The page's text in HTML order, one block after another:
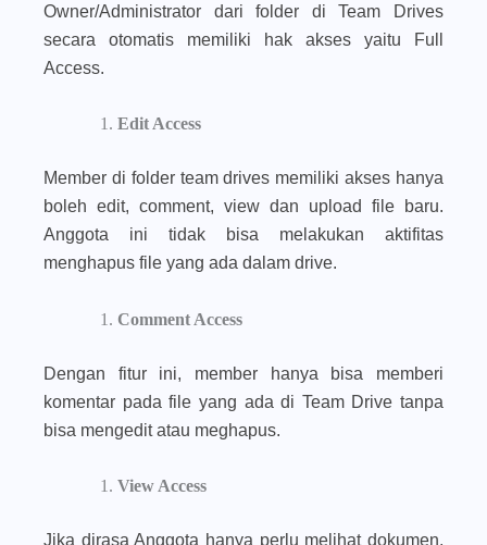
Owner/Administrator dari folder di Team Drives
secara otomatis memiliki hak akses yaitu Full
Access.
Edit Access
Member di folder team drives memiliki akses hanya
boleh edit, comment, view dan upload file baru.
Anggota ini tidak bisa melakukan aktifitas
menghapus file yang ada dalam drive.
Comment Access
Dengan fitur ini, member hanya bisa memberi
komentar pada file yang ada di Team Drive tanpa
bisa mengedit atau meghapus.
View Access
Jika dirasa Anggota hanya perlu melihat dokumen,